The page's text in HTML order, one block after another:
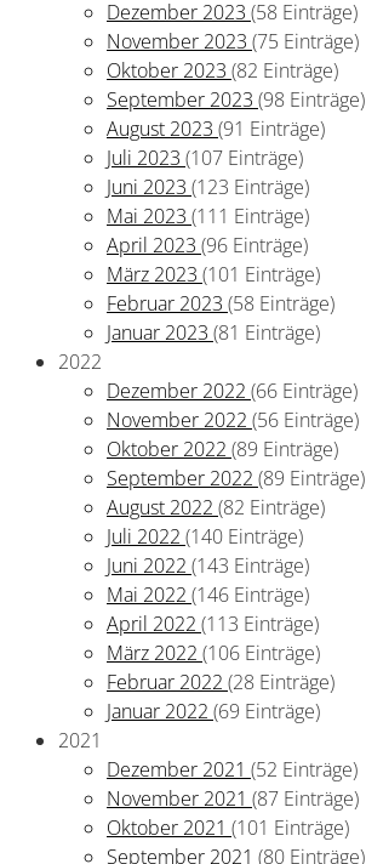
Dezember 2023 (58 Einträge)
November 2023 (75 Einträge)
Oktober 2023 (82 Einträge)
September 2023 (98 Einträge)
August 2023 (91 Einträge)
Juli 2023 (107 Einträge)
Juni 2023 (123 Einträge)
Mai 2023 (111 Einträge)
April 2023 (96 Einträge)
März 2023 (101 Einträge)
Februar 2023 (58 Einträge)
Januar 2023 (81 Einträge)
2022
Dezember 2022 (66 Einträge)
November 2022 (56 Einträge)
Oktober 2022 (89 Einträge)
September 2022 (89 Einträge)
August 2022 (82 Einträge)
Juli 2022 (140 Einträge)
Juni 2022 (143 Einträge)
Mai 2022 (146 Einträge)
April 2022 (113 Einträge)
März 2022 (106 Einträge)
Februar 2022 (28 Einträge)
Januar 2022 (69 Einträge)
2021
Dezember 2021 (52 Einträge)
November 2021 (87 Einträge)
Oktober 2021 (101 Einträge)
September 2021 (80 Einträge)